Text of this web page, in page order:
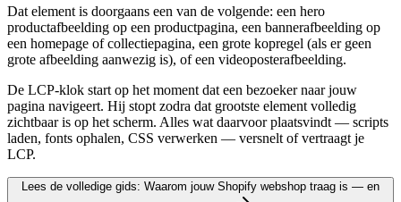
Dat element is doorgaans een van de volgende: een hero
productafbeelding op een productpagina, een bannerafbeelding op
een homepage of collectiepagina, een grote kopregel (als er geen
grote afbeelding aanwezig is), of een videoposterafbeelding.
De LCP-klok start op het moment dat een bezoeker naar jouw
pagina navigeert. Hij stopt zodra dat grootste element volledig
zichtbaar is op het scherm. Alles wat daarvoor plaatsvindt — scripts
laden, fonts ophalen, CSS verwerken — versnelt of vertraagt je
LCP.
Lees de volledige gids: Waarom jouw Shopify webshop traag is — en